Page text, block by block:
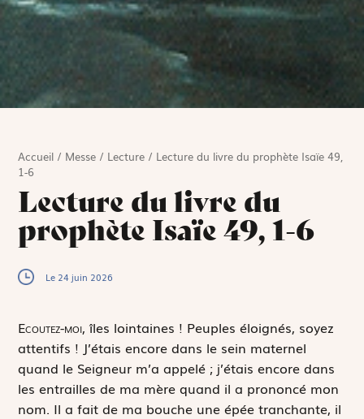
Accueil / Messe / Lecture / Lecture du livre du prophète Isaïe 49,
1-6
Lecture du livre du
prophète Isaïe 49, 1-6
Le 24 juin 2026
Ecoutez-moi, îles lointaines ! Peuples éloignés, soyez
attentifs ! J’étais encore dans le sein maternel
quand le Seigneur m’a appelé ; j’étais encore dans
les entrailles de ma mère quand il a prononcé mon
nom. Il a fait de ma bouche une épée tranchante, il